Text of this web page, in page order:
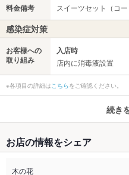
料金備考 スイーツセット（コ
感染症対策
お客様への
取り組み
入店時
店内に消毒液設置
※各項目の詳細はこちらをご確認ください。
続き
禁煙・喫煙 全席禁煙
お店の情報をシェア
木の花